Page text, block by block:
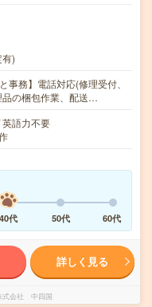
)
事務】電話対応(修理受付、
品の梱包作業、配送…
語力不要
40代 50代 60代
詳しく見る
式会社 中四国